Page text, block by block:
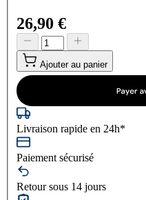
26,90 €
Ajouter au panier
Livraison rapide en 24h*
Paiement sécurisé
Retour sous 14 jours